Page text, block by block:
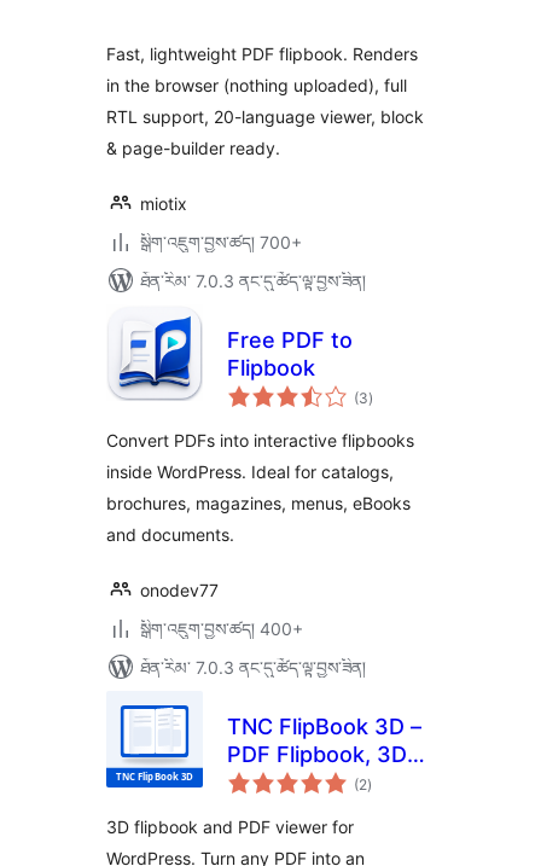
Fast, lightweight PDF flipbook. Renders
in the browser (nothing uploaded), full
RTL support, 20-language viewer, block
& page-builder ready.
miotix
སྒྲིག་འཇུག་བྱས་ཚད། 700+
ཐོན་རིམ་ 7.0.3 ནང་དུ་ཚོད་ལྟ་བྱས་ཟིན།
Free PDF to
Flipbook
(3གདེང་
འཇོག་
ཚང་།
)
Convert PDFs into interactive flipbooks
inside WordPress. Ideal for catalogs,
brochures, magazines, menus, eBooks
and documents.
onodev77
སྒྲིག་འཇུག་བྱས་ཚད། 400+
ཐོན་རིམ་ 7.0.3 ནང་དུ་ཚོད་ལྟ་བྱས་ཟིན།
TNC FlipBook 3D –
PDF Flipbook, 3D
Flipbook, PDF
Embedder
(2གདེང་
འཇོག་
)
3D flipbook and PDF viewer for
WordPress. Turn any PDF into an